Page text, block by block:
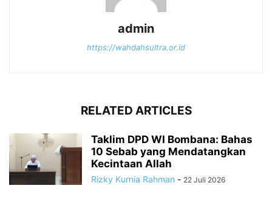
admin
https://wahdahsultra.or.id
RELATED ARTICLES
Taklim DPD WI Bombana: Bahas
10 Sebab yang Mendatangkan
Kecintaan Allah
Rizky Kurnia Rahman - 22 Juli 2026